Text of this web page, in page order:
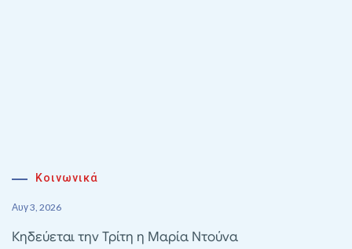
Κοινωνικά
Αυγ 3, 2026
Κηδεύεται την Τρίτη η Μαρία Ντούνα